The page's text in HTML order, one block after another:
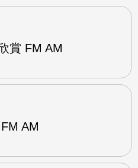
賞 FM AM
AM